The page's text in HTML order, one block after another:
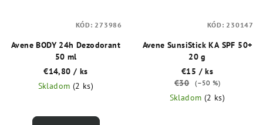
Avene BODY 24h Dezodorant
50 ml
€14,80/ ks
Skladom (2 ks)
KÓD: 273986
Avene SunsiStick KA SPF 50+
20 g
€15 / ks
€30
(–50 %)
Skladom (2 ks)
KÓD: 230147